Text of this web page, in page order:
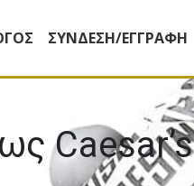
ΣΥΝΔΕΣΗ/ΕΓΓΡΑΦΗ
Caesar’s